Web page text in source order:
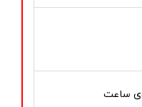
ساعت